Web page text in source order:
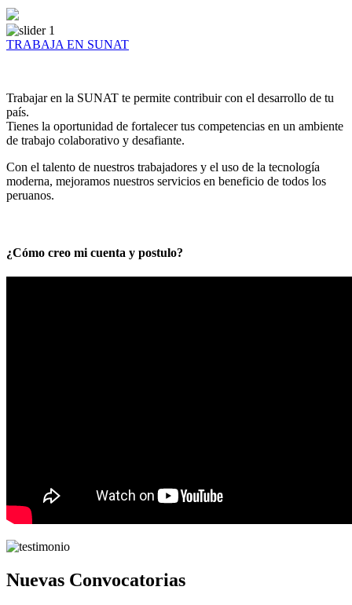
TRABAJA EN SUNAT
Trabajar en la SUNAT te permite contribuir con el desarrollo de tu
país.
Tienes la oportunidad de fortalecer tus competencias en un ambiente
de trabajo colaborativo y desafiante.
Con el talento de nuestros trabajadores y el uso de la tecnología
moderna, mejoramos nuestros servicios en beneficio de todos los
peruanos.
¿Cómo creo mi cuenta y postulo?
Nuevas Convocatorias